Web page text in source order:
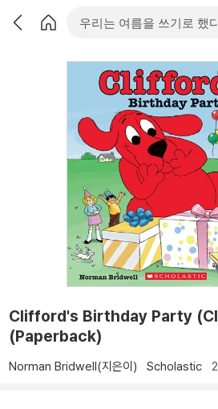
Clifford's Birthday Party
(Paperback)
Norman Bridwell(지은이) Scholastic